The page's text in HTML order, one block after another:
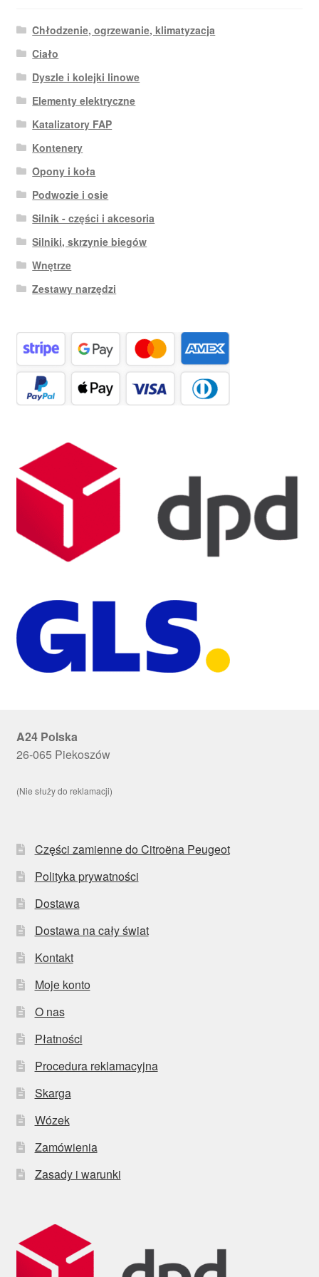
Chłodzenie, ogrzewanie, klimatyzacja
Ciało
Dyszle i kolejki linowe
Elementy elektryczne
Katalizatory FAP
Kontenery
Opony i koła
Podwozie i osie
Silnik - części i akcesoria
Silniki, skrzynie biegów
Wnętrze
Zestawy narzędzi
A24 Polska
26-065 Piekoszów
(Nie służy do reklamacji)
Części zamienne do Citroëna Peugeot
Polityka prywatności
Dostawa
Dostawa na cały świat
Kontakt
Moje konto
O nas
Płatności
Procedura reklamacyjna
Skarga
Wózek
Zamówienia
Zasady i warunki